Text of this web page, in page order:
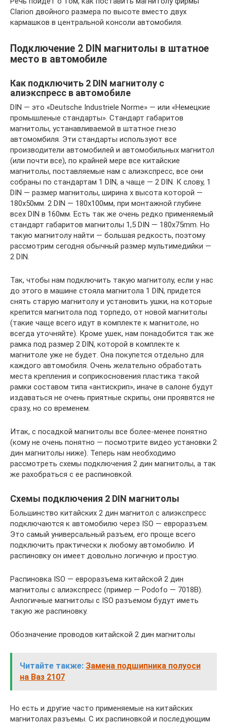
Clarion двойного размера по высоте вместо двух
кармашков в центральной консоли автомобиля.
Подключение 2 DIN магнитолы в штатное
место в автомобиле
Как подключить 2 DIN магнитолу с
алиэкспресс в автомобиле
DIN — это «Deutsche Industriele Norme» — или «Немецкие
промышленые стандарты». Стандарт габаритов
магнитолы, устанавливаемой в штатное гнезо
автомомбиля. Эти стандарты используют все
производители автомобилей и автомобильных магнитол
(или почти все), по крайней мере все китайские
магнитолы, поставляемые нам с алиэкспресс, все они
собраны по стандартам 1 DIN, а чаще — 2 DIN. К слову, 1
DIN — размер магнитолы, ширина х высота которой —
180х50мм. 2 DIN — 180х100мм, при монтажной глубине
всех DIN в 160мм. Есть так же очень редко применяемый
стандарт габаритов магнитолы 1,5 DIN — 180x75mm. Но
такую магнитолу найти — большая редкость, поэтому
рассмотрим сегодня обычный размер мультимедийки —
2 DIN.
Так, чтобы нам подключить такую магнитолу, если у нас
до этого в машине стояла магнитола 1 DIN, придется
снять старую магнитолу и установить ушки, на которые
крепится магнитола под торпедо, от новой магнитолы
(такие чаще всего идут в комплекте к магнитоле, но
всегда уточняйте). Кроме ушек, нам понадобится так же
рамка под размер 2 DIN, которой в комплекте к
магнитоле уже не будет. Она покупется отдельно для
каждого автомобиля. Очень желательно обработать
места крепления и соприкосновения пластика такой
рамки составом типа «антискрип», иначе в салоне будут
издаваться не очень приятные скрипы, они проявятся не
сразу, но со временем.
Итак, с посадкой магнитолы все более-менее понятно
(кому не очень понятно — посмотрите видео установки 2
дин магнитолы ниже). Теперь нам необходимо
рассмотреть схемы подключения 2 дин магнитолы, а так
же рахобраться с ее распиновкой.
Схемы подключения 2 DIN магнитолы
Большинство китайских 2 дин магнитол с алиэкспресс
подключаются к автомобилю через ISO — евроразъем.
Это самый универсальный разъем, его проще всего
подключить практически к любому автомобилю. И
распиновку он имеет довольно логичную и простую.
Распиновка ISO — евроразъема китайской 2 дин
магнитолы с алиэкспресс (пример — Podofo — 7018B).
Анлогичные магнитолы с ISO разъемом будут иметь
такую же распиновку.
Обозначение проводов китайской 2 дин магнитолы
Читайте также: Замена подшипника полуоси
на Ваз 2107
Но есть и другие часто применяемые на китайских
магнитолах разъемы. С их распиновкой и последующим